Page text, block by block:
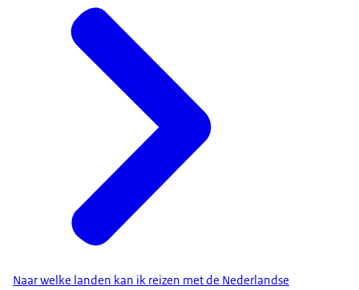
Naar welke landen kan ik reizen met de Nederlandse